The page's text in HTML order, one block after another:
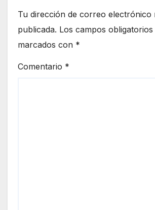
Tu dirección de correo electrónico
publicada. Los campos obligatorios
marcados con *
Comentario *